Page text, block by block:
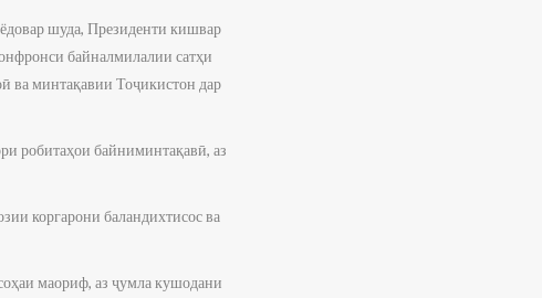
шуда, Президенти кишвар
байналмилалии сатҳи
ва минтақавии Тоҷикистон дар
робитаҳои байниминтақавӣ, аз
коргарони баландихтисос ва
маориф, аз ҷумла кушодани